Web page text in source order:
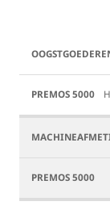
Premos
5000